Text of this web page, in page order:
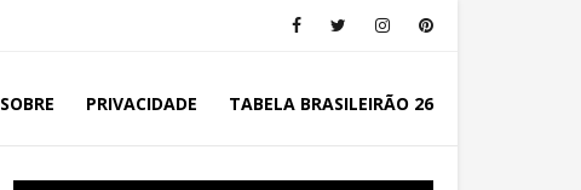
SOBRE PRIVACIDADE TABELA BRASILEIRÃO 26